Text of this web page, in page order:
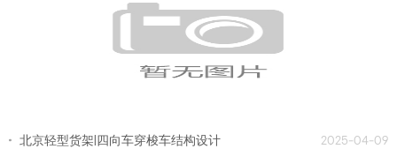
北京轻型货架|四向车穿梭车结构设计
2025-04-09